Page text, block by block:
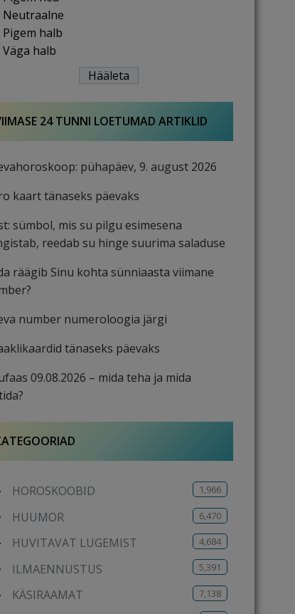
Neutraalne
Pigem halb
Väga halb
24 TUNNI LOETUMAD ARTIKLID
pühapäev, 9. august 2026
kaart tänaseks päevaks
sümbol, mis su pilgu esimesena
reedab su hinge suurima saladuse
räägib Sinu kohta sünniaasta viimane
number numeroloogia järgi
tänaseks päevaks
09.08.2026 – mida teha ja mida
HOROSKOOBID 1,966
HUUMOR 6,470
HUVITAVAT LUGEMIST 4,684
ILMAENNUSTUS 5,391
KÄSIRAAMAT 7,138